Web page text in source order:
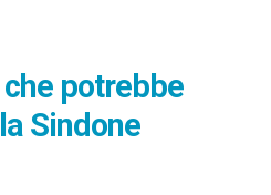
potrebbe
Sindone